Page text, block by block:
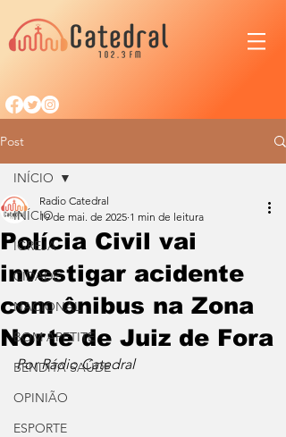
Post
INÍCIO
IGREJA
CIDADE
NACIONAL
BOM APETITE
BENDITA SAÚDE
OPINIÃO
ESPORTE
INÍCIO
Polícia Civil vai
investigar acidente
com ônibus na Zona
Norte de Juiz de Fora
Radio Catedral
19 de mai. de 2025 1 min de leitura
Por Rádio Catedral